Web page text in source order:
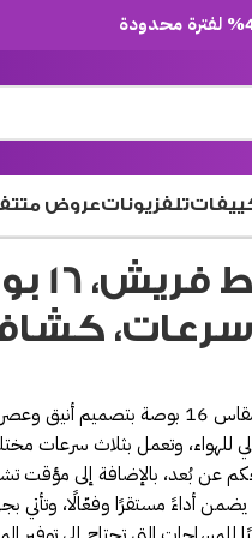
تلفزيوناتعروض
قوي وهادئ.
للهواء، وتعمل بثلاث سرعات
بالإضافة إلى مؤقت تشغيل يصل حتى 8
وفعّالًا، وتأتي بجهد تشغيل 220-240 فولت